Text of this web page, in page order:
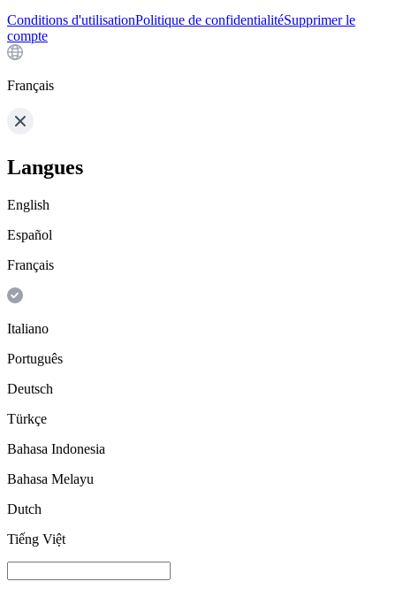
Conditions d'utilisationPolitique de confidentialitéSupprimer le
compte
Français
Langues
English
Español
Français
Italiano
Português
Deutsch
Türkçe
Bahasa Indonesia
Bahasa Melayu
Dutch
Tiếng Việt